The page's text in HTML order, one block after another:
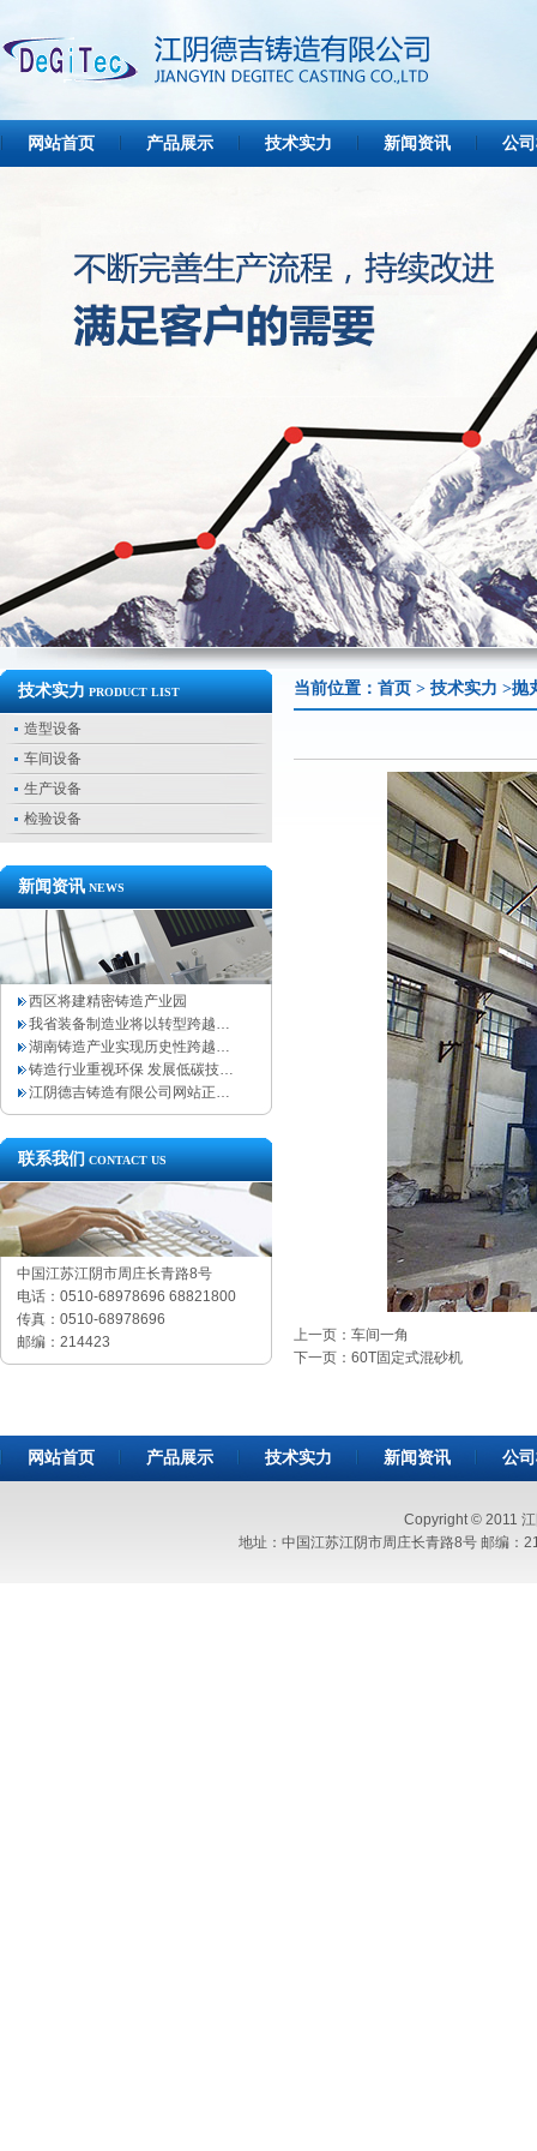
网站首页 产品展示 技术实力 新闻资讯 公
技术实力 PRODUCT LIST
造型设备
车间设备
生产设备
检验设备
新闻资讯 NEWS
西区将建精密铸造产业园
我省装备制造业将以转型跨越…
湖南铸造产业实现历史性跨越…
铸造行业重视环保 发展低碳技…
江阴德吉铸造有限公司网站正…
联系我们 CONTACT US
中国江苏江阴市周庄长青路8号
电话：0510-68978696 68821800
传真：0510-68978696
邮编：214423
当前位置： 首页 > 技术实力 >抛
上一页：车间一角
下一页：60T固定式混砂机
网站首页 产品展示 技术实力 新闻资讯 公
Copyright © 2011
地址：中国江苏江阴市周庄长青路8号 邮编